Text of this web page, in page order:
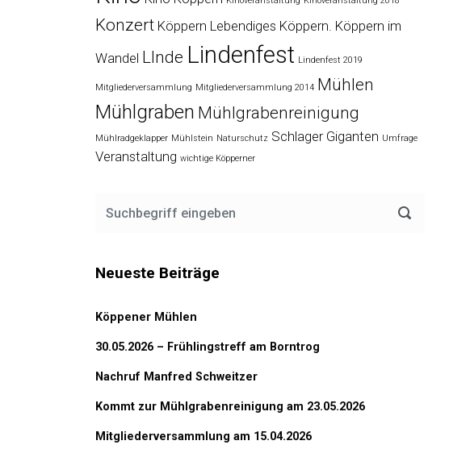
Konzert Köppern Lebendiges Köppern. Köppern im
Wandel LInde Lindenfest Lindenfest 2019
Mitgliederversammlung Mitgliederversammlung 2014 Mühlen
Mühlgraben Mühlgrabenreinigung
Mühlradgeklapper Mühlstein Naturschutz Schlager Giganten Umfrage
Veranstaltung wichtige Köpperner
Neueste Beiträge
Köppener Mühlen
30.05.2026 – Frühlingstreff am Borntrog
Nachruf Manfred Schweitzer
Kommt zur Mühlgrabenreinigung am 23.05.2026
Mitgliederversammlung am 15.04.2026